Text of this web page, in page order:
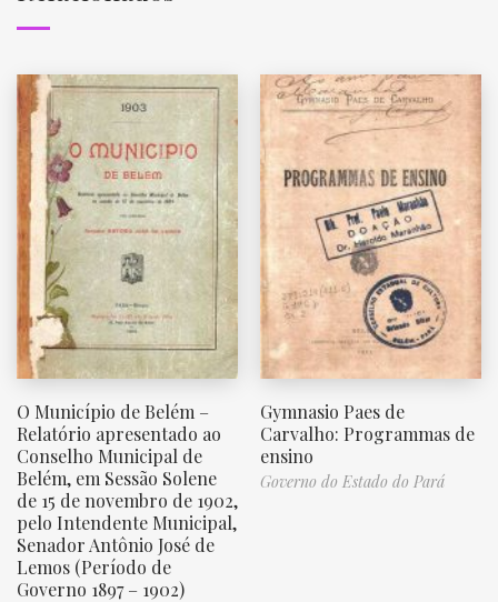
O Município de Belém –
Relatório apresentado ao
Conselho Municipal de
Belém, em Sessão Solene
de 15 de novembro de 1902,
pelo Intendente Municipal,
Senador Antônio José de
Lemos (Período de
Governo 1897 – 1902)
Gymnasio Paes de
Carvalho: Programmas de
ensino
Governo do Estado do Pará